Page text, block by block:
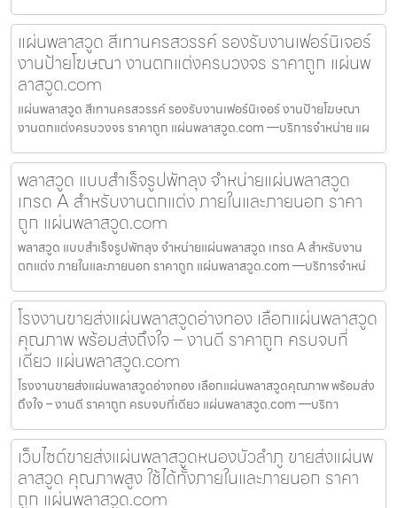
แผ่นพลาสวูด สีเทานครสวรรค์ รองรับงานเฟอร์นิเจอร์
งานป้ายโฆษณา งานตกแต่งครบวงจร ราคาถูก แผ่นพ
ลาสวูด.com
แผ่นพลาสวูด สีเทานครสวรรค์ รองรับงานเฟอร์นิเจอร์ งานป้ายโฆษณา
งานตกแต่งครบวงจร ราคาถูก แผ่นพลาสวูด.com —บริการจำหน่าย แผ
พลาสวูด แบบสำเร็จรูปพัทลุง จำหน่ายแผ่นพลาสวูด
เกรด A สำหรับงานตกแต่ง ภายในและภายนอก ราคา
ถูก แผ่นพลาสวูด.com
พลาสวูด แบบสำเร็จรูปพัทลุง จำหน่ายแผ่นพลาสวูด เกรด A สำหรับงาน
ตกแต่ง ภายในและภายนอก ราคาถูก แผ่นพลาสวูด.com —บริการจำหน่
โรงงานขายส่งแผ่นพลาสวูดอ่างทอง เลือกแผ่นพลาสวูด
คุณภาพ พร้อมส่งถึงใจ – งานดี ราคาถูก ครบจบที่
เดียว แผ่นพลาสวูด.com
โรงงานขายส่งแผ่นพลาสวูดอ่างทอง เลือกแผ่นพลาสวูดคุณภาพ พร้อมส่ง
ถึงใจ – งานดี ราคาถูก ครบจบที่เดียว แผ่นพลาสวูด.com —บริกา
เว็บไซต์ขายส่งแผ่นพลาสวูดหนองบัวลำภู ขายส่งแผ่นพ
ลาสวูด คุณภาพสูง ใช้ได้ทั้งภายในและภายนอก ราคา
ถูก แผ่นพลาสวูด.com